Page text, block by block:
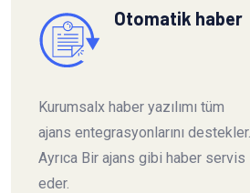
Otomatik haber
Kurumsalx haber yazılımı tüm
ajans entegrasyonlarını destekler.
Ayrıca Bir ajans gibi haber servis
eder.